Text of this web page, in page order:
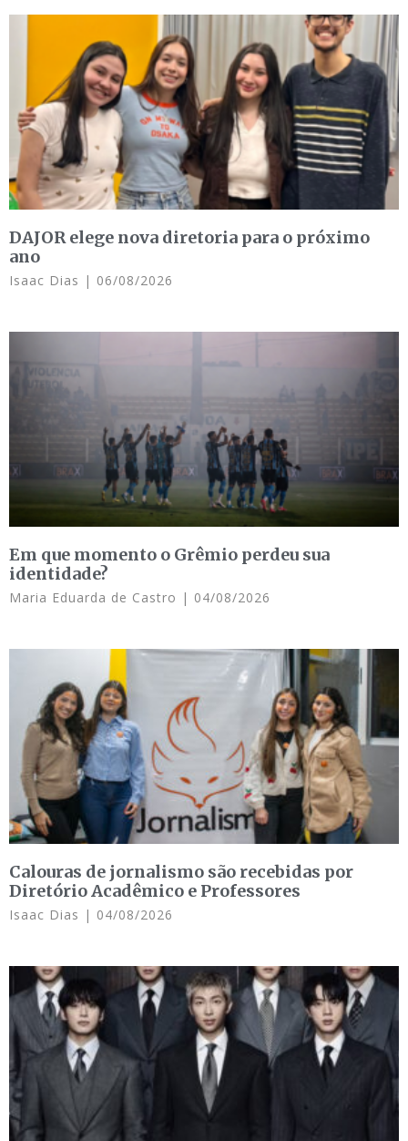
DAJOR elege nova diretoria para o próximo
ano
Isaac Dias 06/08/2026
Em que momento o Grêmio perdeu sua
identidade?
Maria Eduarda de Castro 04/08/2026
Calouras de jornalismo são recebidas por
Diretório Acadêmico e Professores
Isaac Dias 04/08/2026